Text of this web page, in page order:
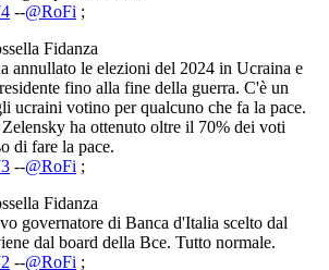
--@RoFi ;
Fidanza
annullato le elezioni del 2024 in Ucraina e
fino alla fine della guerra. C'è un
ucraini votino per qualcuno che fa la pace.
ha ottenuto oltre il 70% dei voti
di fare la pace.
--@RoFi ;
Fidanza
governatore di Banca d'Italia scelto dal
dal board della Bce. Tutto normale.
--@RoFi ;